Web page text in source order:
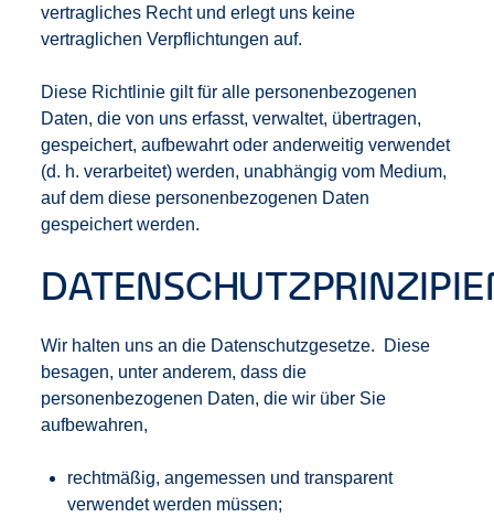
vertragliches Recht und erlegt uns keine
vertraglichen Verpflichtungen auf.
Diese Richtlinie gilt für alle personenbezogenen
Daten, die von uns erfasst, verwaltet, übertragen,
gespeichert, aufbewahrt oder anderweitig verwendet
(d. h. verarbeitet) werden, unabhängig vom Medium,
auf dem diese personenbezogenen Daten
gespeichert werden.
Wir halten uns an die Datenschutzgesetze. Diese
besagen, unter anderem, dass die
personenbezogenen Daten, die wir über Sie
aufbewahren,
rechtmäßig, angemessen und transparent
verwendet werden müssen;